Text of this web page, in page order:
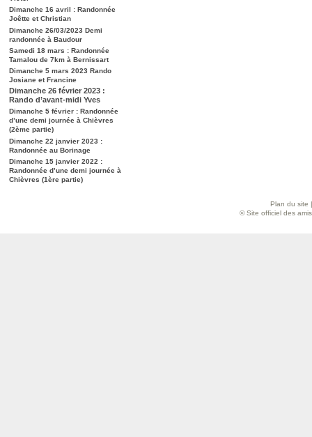
Dimanche 16 avril : Randonnée
Joêtte et Christian
Dimanche 26/03/2023 Demi
randonnée à Baudour
Samedi 18 mars : Randonnée
Tamalou de 7km à Bernissart
Dimanche 5 mars 2023 Rando
Josiane et Francine
Dimanche 26 février 2023 :
Rando d’avant-midi Yves
Dimanche 5 février : Randonnée
d’une demi journée à Chièvres
(2ème partie)
Dimanche 22 janvier 2023 :
Randonnée au Borinage
Dimanche 15 janvier 2022 :
Randonnée d’une demi journée à
Chièvres (1ère partie)
Plan du site
© Site officiel des